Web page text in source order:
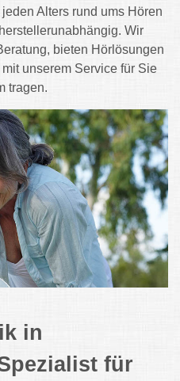
Alters rund ums Hören
Wir
bieten Hörlösungen
unserem Service für Sie
tragen.
in
für